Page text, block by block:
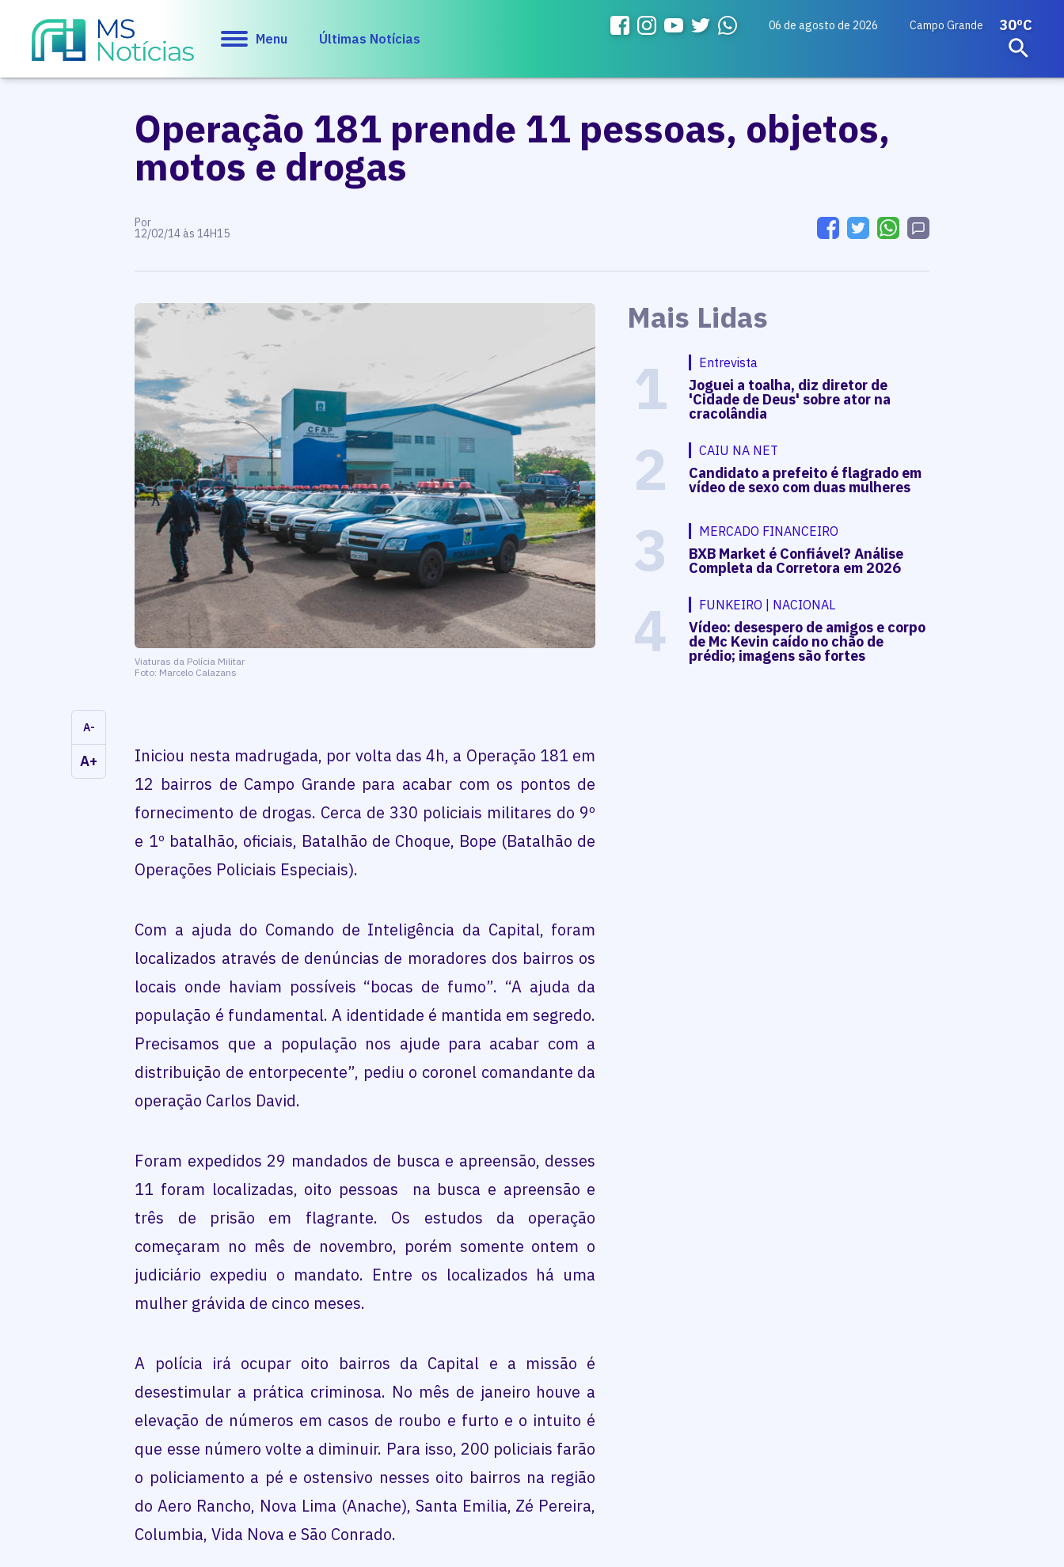
Menu Últimas Notícias
06 de agosto de 2026 Campo Grande 30ºC
Operação 181 prende 11 pessoas, objetos,
motos e drogas
Por
12/02/14 às 14H15
Viaturas da Polícia Militar
Foto: Marcelo Calazans
A-
A+
Iniciou nesta madrugada, por volta das 4h, a Operação 181 em
12 bairros de Campo Grande para acabar com os pontos de
fornecimento de drogas. Cerca de 330 policiais militares do 9º
e 1º batalhão, oficiais, Batalhão de Choque, Bope (Batalhão de
Operações Policiais Especiais).
Com a ajuda do Comando de Inteligência da Capital, foram
localizados através de denúncias de moradores dos bairros os
locais onde haviam possíveis “bocas de fumo”. “A ajuda da
população é fundamental. A identidade é mantida em segredo.
Precisamos que a população nos ajude para acabar com a
distribuição de entorpecente”, pediu o coronel comandante da
operação Carlos David.
Foram expedidos 29 mandados de busca e apreensão, desses
11 foram localizadas, oito pessoas na busca e apreensão e
três de prisão em flagrante. Os estudos da operação
começaram no mês de novembro, porém somente ontem o
judiciário expediu o mandato. Entre os localizados há uma
mulher grávida de cinco meses.
A polícia irá ocupar oito bairros da Capital e a missão é
desestimular a prática criminosa. No mês de janeiro houve a
elevação de números em casos de roubo e furto e o intuito é
que esse número volte a diminuir. Para isso, 200 policiais farão
o policiamento a pé e ostensivo nesses oito bairros na região
do Aero Rancho, Nova Lima (Anache), Santa Emilia, Zé Pereira,
Columbia, Vida Nova e São Conrado.
Mais Lidas
1 Entrevista
Joguei a toalha, diz diretor de
'Cidade de Deus' sobre ator na
cracolândia
2 CAIU NA NET
Candidato a prefeito é flagrado em
vídeo de sexo com duas mulheres
3 MERCADO FINANCEIRO
BXB Market é Confiável? Análise
Completa da Corretora em 2026
4 FUNKEIRO | NACIONAL
Vídeo: desespero de amigos e corpo
de Mc Kevin caído no chão de
prédio; imagens são fortes